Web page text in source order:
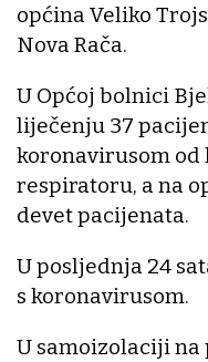
općina Veliko
Nova Rača.
U Općoj bolnici
liječenju 37
koronavirusom od
respiratoru, a na
devet pacijenata.
U posljednja 24
s koronavirusom.
U samoizolaciji